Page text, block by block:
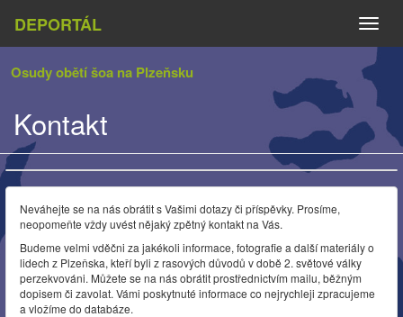
DEPORTÁL
Osudy obětí šoa na Plzeňsku
Kontakt
Neváhejte se na nás obrátit s Vašimi dotazy či příspěvky. Prosíme,
neopomeňte vždy uvést nějaký zpětný kontakt na Vás.
Budeme velmi vděčni za jakékoli informace, fotografie a další materiály o
lidech z Plzeňska, kteří byli z rasových důvodů v době 2. světové války
perzekvováni. Můžete se na nás obrátit prostřednictvím mailu, běžným
dopisem či zavolat. Vámi poskytnuté informace co nejrychleji zpracujeme
a vložíme do databáze.